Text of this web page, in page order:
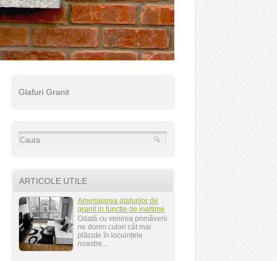
Glafuri Granit
ARTICOLE UTILE
Amenajarea glafurilor de
granit in functie de inaltime
Odată cu venirea primăverii
ne dorim culori cât mai
plăcute în locuințele
noastre...